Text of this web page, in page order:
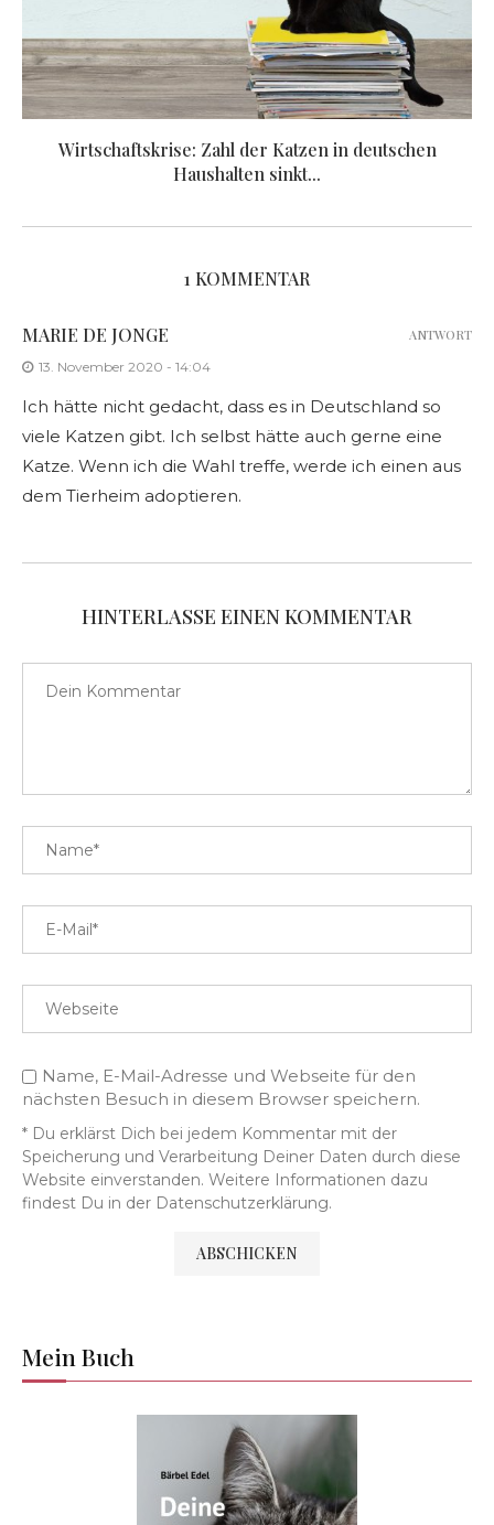
Wirtschaftskrise: Zahl der Katzen in deutschen
Haushalten sinkt...
1 KOMMENTAR
MARIE DE JONGE
13. November 2020 - 14:04
Ich hätte nicht gedacht, dass es in Deutschland so
viele Katzen gibt. Ich selbst hätte auch gerne eine
Katze. Wenn ich die Wahl treffe, werde ich einen aus
dem Tierheim adoptieren.
ANTWORT
HINTERLASSE EINEN KOMMENTAR
Name, E-Mail-Adresse und Webseite für den
nächsten Besuch in diesem Browser speichern.
* Du erklärst Dich bei jedem Kommentar mit der
Speicherung und Verarbeitung Deiner Daten durch diese
Website einverstanden. Weitere Informationen dazu
findest Du in der Datenschutzerklärung.
Mein Buch